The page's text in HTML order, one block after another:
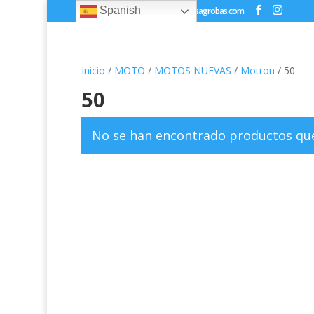
+34 981 810 152 info@casagrobas.com
Inicio / MOTO / MOTOS NUEVAS / Motron / 50
50
No se han encontrado productos
Spanish